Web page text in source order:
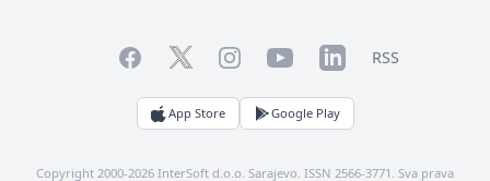
FacebookTwitterInstagramYouTubeLinkedInRSS
App Store Google Play
Copyright 2000-2026 InterSoft d.o.o. Sarajevo. ISSN 2566-3771. Sva prava